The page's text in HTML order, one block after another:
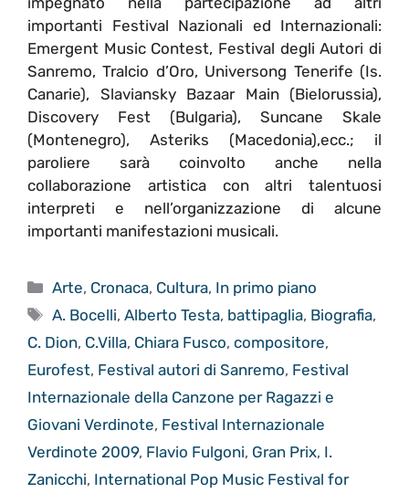
importanti Festival Nazionali ed Internazionali:
Emergent Music Contest, Festival degli Autori di
Sanremo, Tralcio d’Oro, Universong Tenerife (Is.
Canarie), Slaviansky Bazaar Main (Bielorussia),
Discovery Fest (Bulgaria), Suncane Skale
(Montenegro), Asteriks (Macedonia),ecc.; il
paroliere sarà coinvolto anche nella
collaborazione artistica con altri talentuosi
interpreti e nell’organizzazione di alcune
importanti manifestazioni musicali.
Categorie
Arte, Cronaca, Cultura, In primo piano
Tag
A. Bocelli,Alberto Testa, battipaglia, Biografia,
C. Dion, C.Villa, Chiara Fusco, compositore,
Eurofest, Festival autori di Sanremo, Festival
Internazionale della Canzone per Ragazzi e
Giovani Verdinote, Festival Internazionale
Verdinote 2009, Flavio Fulgoni, Gran Prix, I.
Zanicchi, International Pop Music Festival for